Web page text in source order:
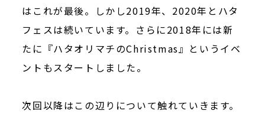
はこれが最後。しかし2019年、2020年とハタ
フェスは続いています。さらに2018年には新
たに『ハタオリマチのChristmas』というイベ
ントもスタートしました。
次回以降はこの辺りについて触れていきます。